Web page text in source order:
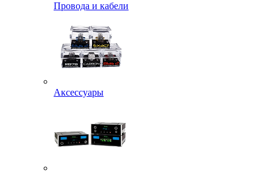
Провода и кабели
Аксессуары